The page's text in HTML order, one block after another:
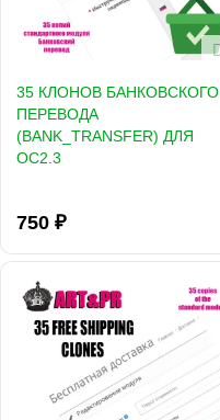
35 КЛОНОВ БАНКОВСКОГО
ПЕРЕВОДА
(BANK_TRANSFER) ДЛЯ
OC2.3
750 ₽